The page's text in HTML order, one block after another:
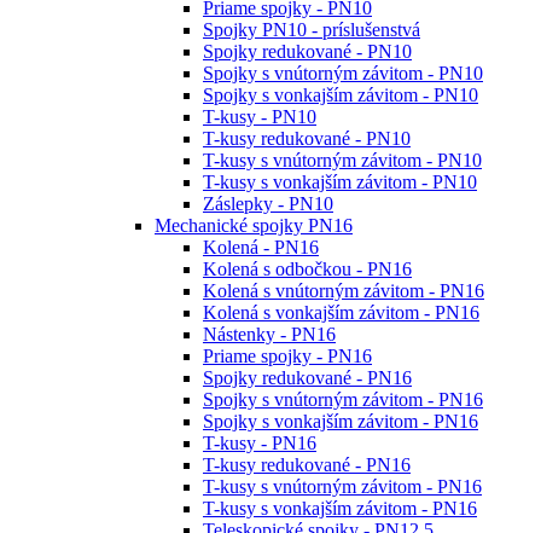
Priame spojky - PN10
Spojky PN10 - príslušenstvá
Spojky redukované - PN10
Spojky s vnútorným závitom - PN10
Spojky s vonkajším závitom - PN10
T-kusy - PN10
T-kusy redukované - PN10
T-kusy s vnútorným závitom - PN10
T-kusy s vonkajším závitom - PN10
Záslepky - PN10
Mechanické spojky PN16
Kolená - PN16
Kolená s odbočkou - PN16
Kolená s vnútorným závitom - PN16
Kolená s vonkajším závitom - PN16
Nástenky - PN16
Priame spojky - PN16
Spojky redukované - PN16
Spojky s vnútorným závitom - PN16
Spojky s vonkajším závitom - PN16
T-kusy - PN16
T-kusy redukované - PN16
T-kusy s vnútorným závitom - PN16
T-kusy s vonkajším závitom - PN16